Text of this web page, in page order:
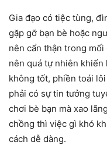
Gia đạo có tiệc tùng,
gặp gỡ bạn bè hoặc
nên cẩn thận trong
nên quá tự nhiên khiến
không tốt, phiền toái
phải có sự tin tưởng
chơi bè bạn mà xao
chồng thì việc gì khó
cách dễ dàng.